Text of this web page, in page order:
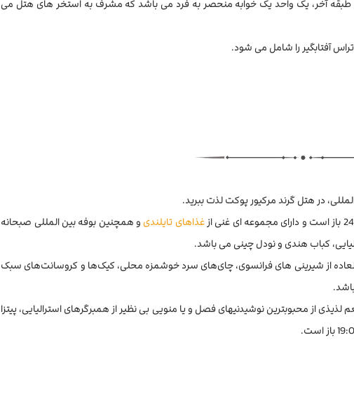
به اندازه 96 متر مربع واقع در طبقه آخر، یک واحد یک خوابه منحصر به فرد می باشد که مشرف به استخر های هتل می
آفتابگیر را شامل می شود.
در هتل گرند مرکیور پوکت لذت ببرید.
غذاهای تایلندی و همچنین بوفه بین المللی صبحانه
کباب هندی و نودل چینی می باشد.
از ساعت 6:00 الی 21:00 با منویی فوق العاده از شیرینی های فرانسوی، چای‌های سرد خوشمزه محلی، کیک‌ها و کروسانت‌های سبک
از محبوبترین نوشیدنیهای فصل و یا منویی بی نظیر از همبرگرهای استرالیایی، پیتزا